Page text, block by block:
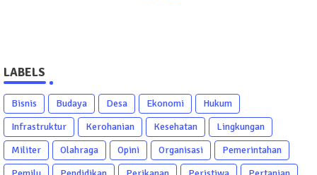
LABELS
Bisnis Budaya Desa Ekonomi
Hukum
Infrastruktur
Kerohanian Kesehatan
Lingkungan
Militer
Olahraga Opini Organisasi
Pemerintahan